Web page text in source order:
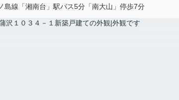
島線「湘南台」駅バス5分「南大山」停歩7分